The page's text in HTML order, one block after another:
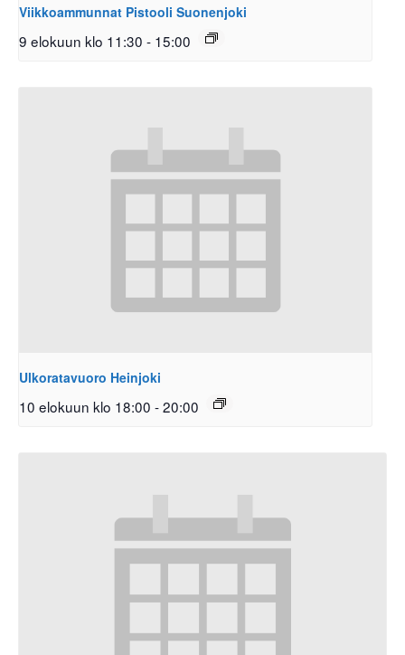
Viikkoammunnat Pistooli Suonenjoki
9 elokuun klo 11:30 - 15:00
Ulkoratavuoro Heinjoki
10 elokuun klo 18:00 -20:00